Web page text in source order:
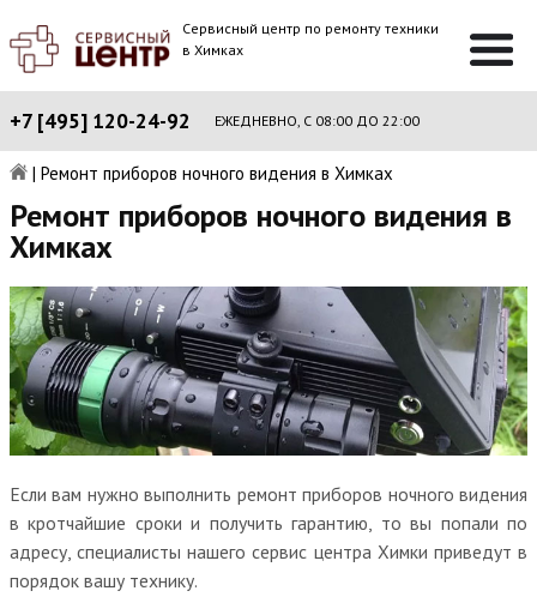
Сервисный центр по ремонту техники
в Химках
+7 [495] 120-24-92 ЕЖЕДНЕВНО, С 08:00 ДО 22:00
| Ремонт приборов ночного видения в Химках
Ремонт приборов ночного видения в
Химках
Если вам нужно выполнить ремонт приборов ночного видения
в кротчайшие сроки и получить гарантию, то вы попали по
адресу, специалисты нашего сервис центра Химки приведут в
порядок вашу технику.